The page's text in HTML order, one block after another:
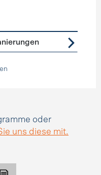
oder
uns diese mit.